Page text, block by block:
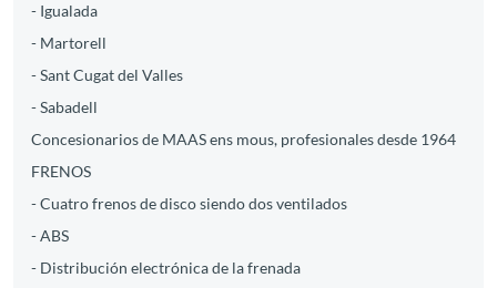
- Igualada
- Martorell
- Sant Cugat del Valles
- Sabadell
Concesionarios de MAAS ens mous, profesionales desde 1964
FRENOS
- Cuatro frenos de disco siendo dos ventilados
- ABS
- Distribución electrónica de la frenada